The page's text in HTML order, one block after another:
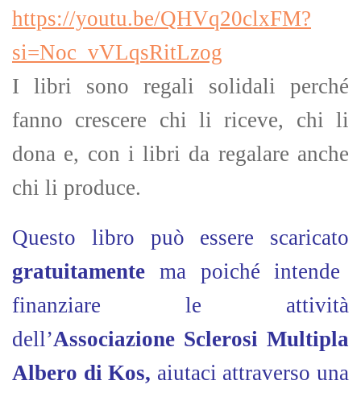
https://youtu.be/QHVq20clxFM?
si=Noc_vVLqsRitLzog
I libri sono regali solidali perché
fanno crescere chi li riceve, chi li
dona e, con i libri da regalare anche
chi li produce.
Questo libro può essere scaricato
gratuitamente ma poiché intende
finanziare le attività
dell’Associazione Sclerosi Multipla
Albero di Kos, aiutaci attraverso una